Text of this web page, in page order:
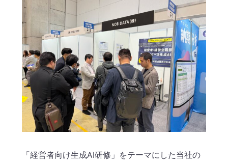
「経営者向け生成AI研修」をテーマにした当社の